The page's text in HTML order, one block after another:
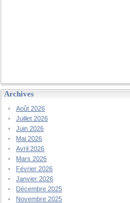
Archives
Août 2026
Juillet 2026
Juin 2026
Mai 2026
Avril 2026
Mars 2026
Février 2026
Janvier 2026
Décembre 2025
Novembre 2025